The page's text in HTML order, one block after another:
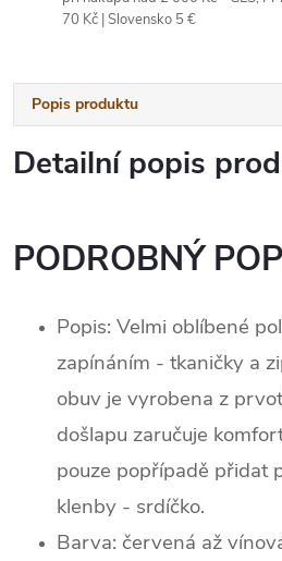
70 Kč | Slovensko 5 €
Popis produktu
Detailní popis
PODROBNÝ
Popis: Velmi oblíbené
zapínáním - tkaničky a
obuv je vyrobena z
došlapu zaručuje
pouze popřípadě přidat
klenby - srdíčko.
Barva: červená až